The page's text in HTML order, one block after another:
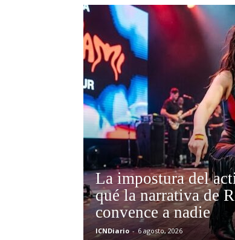
La impostura del
qué la narrativa de
convence a nadie
ICNDiario - 6 agosto, 2026